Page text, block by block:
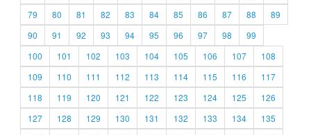
79
80 81 82 83 84 85 86 87 88
89
90
91 92 93 94 95 96 97 98
99
100
101 102 103 104 105 106 107
108
109
110 111 112 113 114 115 116
117
118
119 120 121 122 123 124 125
126
127
128 129 130 131 132 133 134
135